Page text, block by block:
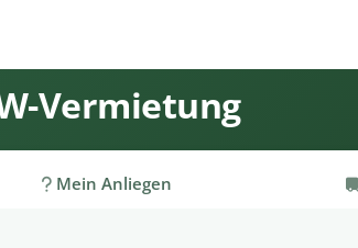
Vermietung
Mein Anliegen